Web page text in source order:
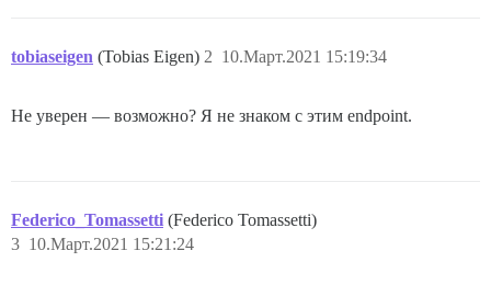
tobiaseigen (Tobias Eigen) 10.Март.2021 15:19:34
2
Не уверен — возможно? Я не знаком с этим endpoint.
Federico_Tomassetti (Federico Tomassetti)
10.Март.2021 15:21:24
3